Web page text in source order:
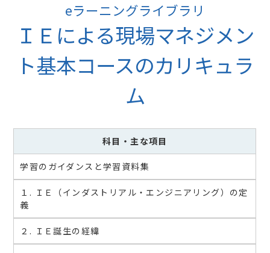
eラーニングライブラリ
ＩＥによる現場マネジメン
ト基本コースのカリキュラ
ム
科目 ・主な項目
学習のガイダンスと学習資料集
１. ＩＥ（インダストリアル・エンジニアリング）の定
義
２. ＩＥ誕生の経緯